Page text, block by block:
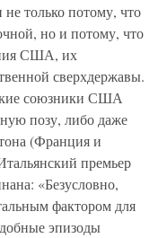
только потому, что
но и потому, что
США, их
сверхдержавы.
союзники США
позу, либо даже
(Франция и
премьер
«Безусловно,
фактором для
эпизоды